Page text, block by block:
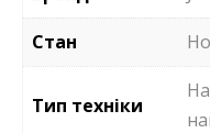
Стан
Тип техніки